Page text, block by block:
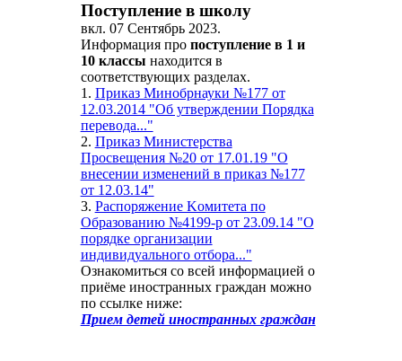
Поступление в школу
вкл. 07 Сентябрь 2023.
Информация про поступление в 1 и
10 классы находится в
соответствующих разделах.
1. Приказ Минобрнауки №177 от
12.03.2014 "Об утверждении Порядка
перевода..."
2. Приказ Министерства
Просвещения №20 от 17.01.19 "О
внесении изменений в приказ №177
от 12.03.14"
3. Распоряжение Kомитета по
Образованию №4199-р от 23.09.14 "О
порядке организации
индивидуального отбора..."
Ознакомиться со всей информацией о
приёме иностранных граждан можно
по ссылке ниже:
Прием детей иностранных граждан